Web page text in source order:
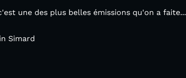
une des plus belles émissions qu'on a faite...
Simard